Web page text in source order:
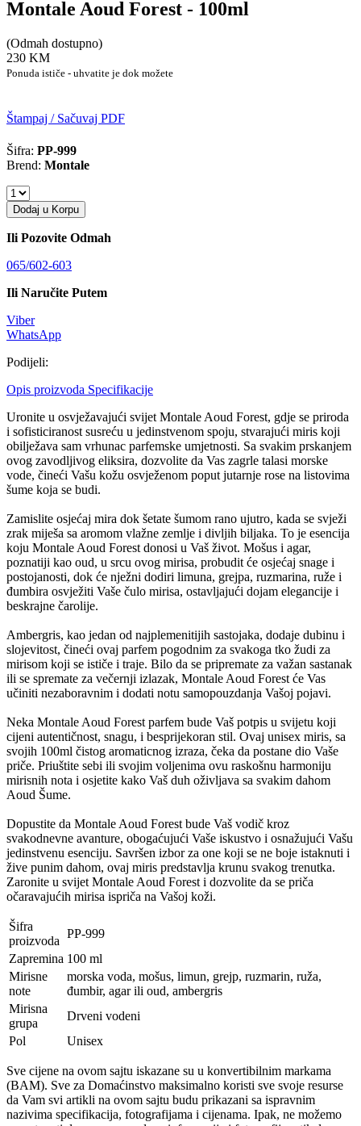
Montale Aoud Forest - 100ml
(Odmah dostupno)
230 KM
Ponuda ističe - uhvatite je dok možete
Štampaj / Sačuvaj PDF
Šifra: PP-999
Brend: Montale
Dodaj u Korpu
Ili Pozovite Odmah
065/602-603
Ili Naručite Putem
Viber
WhatsApp
Podijeli:
Opis proizvoda Specifikacije
Uronite u osvježavajući svijet Montale Aoud Forest, gdje se priroda
i sofisticiranost susreću u jedinstvenom spoju, stvarajući miris koji
obilježava sam vrhunac parfemske umjetnosti. Sa svakim prskanjem
ovog zavodljivog eliksira, dozvolite da Vas zagrle talasi morske
vode, čineći Vašu kožu osvježenom poput jutarnje rose na listovima
šume koja se budi.
Zamislite osjećaj mira dok šetate šumom rano ujutro, kada se svježi
zrak miješa sa aromom vlažne zemlje i divljih biljaka. To je esencija
koju Montale Aoud Forest donosi u Vaš život. Mošus i agar,
poznatiji kao oud, u srcu ovog mirisa, probudit će osjećaj snage i
postojanosti, dok će nježni dodiri limuna, grejpa, ruzmarina, ruže i
đumbira osvježiti Vaše čulo mirisa, ostavljajući dojam elegancije i
beskrajne čarolije.
Ambergris, kao jedan od najplemenitijih sastojaka, dodaje dubinu i
slojevitost, čineći ovaj parfem pogodnim za svakoga tko žudi za
mirisom koji se ističe i traje. Bilo da se pripremate za važan sastanak
ili se spremate za večernji izlazak, Montale Aoud Forest će Vas
učiniti nezaboravnim i dodati notu samopouzdanja Vašoj pojavi.
Neka Montale Aoud Forest parfem bude Vaš potpis u svijetu koji
cijeni autentičnost, snagu, i besprijekoran stil. Ovaj unisex miris, sa
svojih 100ml čistog aromaticnog izraza, čeka da postane dio Vaše
priče. Priuštite sebi ili svojim voljenima ovu raskošnu harmoniju
mirisnih nota i osjetite kako Vaš duh oživljava sa svakim dahom
Aoud Šume.
Dopustite da Montale Aoud Forest bude Vaš vodič kroz
svakodnevne avanture, obogaćujući Vaše iskustvo i osnažujući Vašu
jedinstvenu esenciju. Savršen izbor za one koji se ne boje istaknuti i
žive punim dahom, ovaj miris predstavlja krunu svakog trenutka.
Zaronite u svijet Montale Aoud Forest i dozvolite da se priča
očaravajućih mirisa ispriča na Vašoj koži.
Šifra
proizvoda
PP-999
Zapremina 100 ml
Mirisne
note
morska voda, mošus, limun, grejp, ruzmarin, ruža,
đumbir, agar ili oud, ambergris
Mirisna
grupa
Drveni vodeni
Pol
Unisex
Sve cijene na ovom sajtu iskazane su u konvertibilnim markama
(BAM). Sve za Domaćinstvo maksimalno koristi sve svoje resurse
da Vam svi artikli na ovom sajtu budu prikazani sa ispravnim
nazivima specifikacija, fotografijama i cijenama. Ipak, ne možemo